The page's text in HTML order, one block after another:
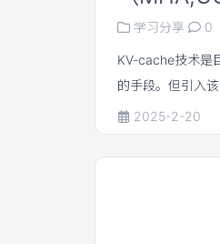
学习分享 0
KV-cache技术是
的手段。但引入
存储成本与生成
一。目前针对如
注。GQA，MQA
attention出发，
2025-2-20